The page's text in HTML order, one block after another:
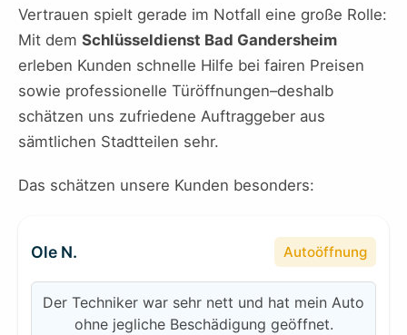
Vertrauen spielt gerade im Notfall eine große Rolle:
Mit dem Schlüsseldienst Bad Gandersheim
erleben Kunden schnelle Hilfe bei fairen Preisen
sowie professionelle Türöffnungen–deshalb
schätzen uns zufriedene Auftraggeber aus
sämtlichen Stadtteilen sehr.
Das schätzen unsere Kunden besonders:
Ole N. Autoöffnung
Der Techniker war sehr nett und hat mein Auto
ohne jegliche Beschädigung geöffnet.